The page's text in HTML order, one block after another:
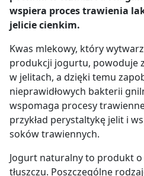
wspiera proces trawienia
jelicie cienkim.
Kwas mlekowy, który
produkcji jogurtu, powoduje
w jelitach, a dzięki temu
nieprawidłowych bakterii
wspomaga procesy
przykład perystaltykę jelit i
soków trawiennych.
Jogurt naturalny to produkt
tłuszczu. Poszczególne